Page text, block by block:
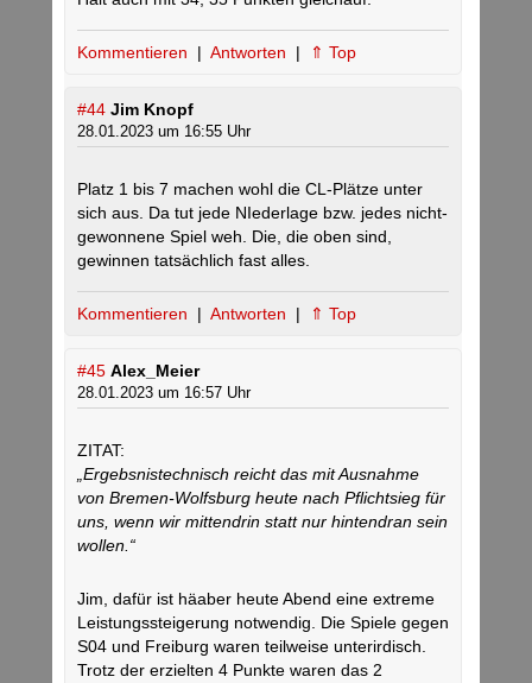
Kommentieren | Antworten | ⇑ Top
#44 Jim Knopf
28.01.2023 um 16:55 Uhr
Platz 1 bis 7 machen wohl die CL-Plätze unter
sich aus. Da tut jede NIederlage bzw. jedes nicht-
gewonnene Spiel weh. Die, die oben sind,
gewinnen tatsächlich fast alles.
Kommentieren | Antworten | ⇑ Top
#45 Alex_Meier
28.01.2023 um 16:57 Uhr
ZITAT:
„Ergebsnistechnisch reicht das mit Ausnahme
von Bremen-Wolfsburg heute nach Pflichtsieg für
uns, wenn wir mittendrin statt nur hintendran sein
wollen.“
Jim, dafür ist häaber heute Abend eine extreme
Leistungssteigerung notwendig. Die Spiele gegen
S04 und Freiburg waren teilweise unterirdisch.
Trotz der erzielten 4 Punkte waren das 2